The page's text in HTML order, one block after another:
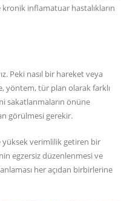
inflamatuar hastalıkların
Peki nasıl bir hareket veya
yöntem, tür plan olarak farklı
sakatlanmaların önüne
görülmesi gerekir.
yüksek verimlilik getiren bir
egzersiz düzenlenmesi ve
her açıdan birbirlerine